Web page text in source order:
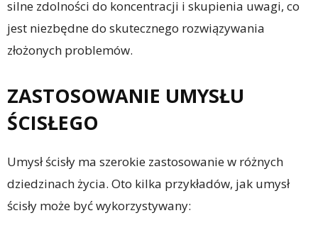
silne zdolności do koncentracji i skupienia uwagi, co
jest niezbędne do skutecznego rozwiązywania
złożonych problemów.
ZASTOSOWANIE UMYSŁU
ŚCISŁEGO
Umysł ścisły ma szerokie zastosowanie w różnych
dziedzinach życia. Oto kilka przykładów, jak umysł
ścisły może być wykorzystywany: